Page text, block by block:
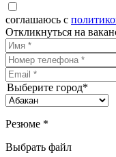
соглашаюсь с
Откликнуться на
Выберите город*
Резюме *
Выбрать файл